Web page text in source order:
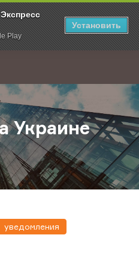
Play
Установить
15 октября на Украине выходной
Украине
уведомления